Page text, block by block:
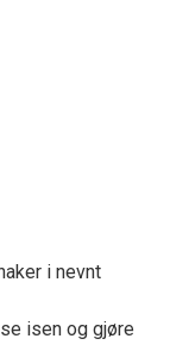
i nevnt
isen og gjøre